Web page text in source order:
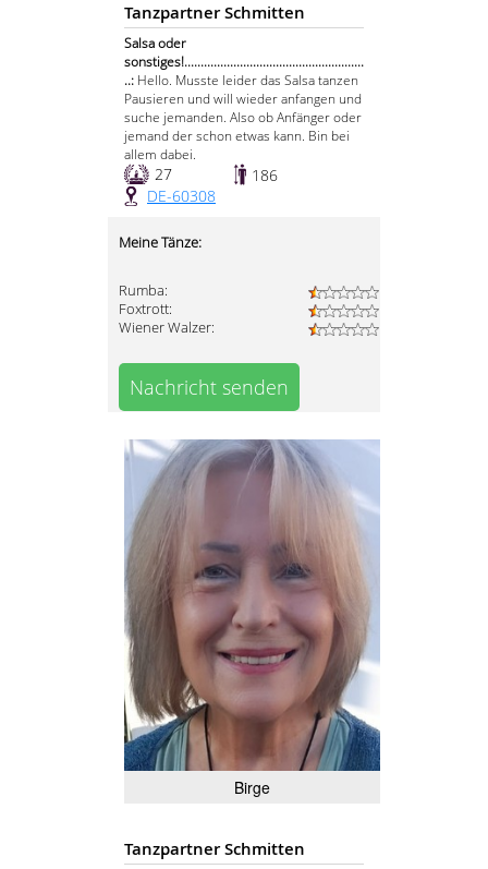
Tanzpartner Schmitten
Salsa oder
sonstiges!.......................................................
..: Hello. Musste leider das Salsa tanzen
Pausieren und will wieder anfangen und
suche jemanden. Also ob Anfänger oder
jemand der schon etwas kann. Bin bei
allem dabei.
27
186
DE-60308
Meine Tänze:
Rumba:
Foxtrott:
Wiener Walzer:
Nachricht senden
Birge
Tanzpartner Schmitten